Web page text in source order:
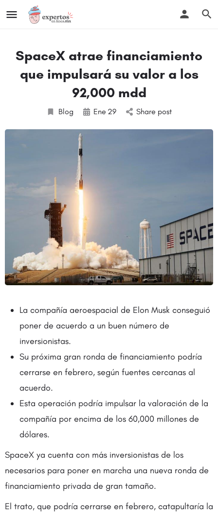
SpaceX atrae financiamiento
que impulsará su valor a los
92,000 mdd
Blog Ene 29 Share post
La compañía aeroespacial de Elon Musk conseguió
poner de acuerdo a un buen número de
inversionistas.
Su próxima gran ronda de financiamiento podría
cerrarse en febrero, según fuentes cercanas al
acuerdo.
Esta operación podría impulsar la valoración de la
compañía por encima de los 60,000 millones de
dólares.
SpaceX ya cuenta con más inversionistas de los
necesarios para poner en marcha una nueva ronda de
financiamiento privada de gran tamaño.
El trato, que podría cerrarse en febrero, catapultaría la